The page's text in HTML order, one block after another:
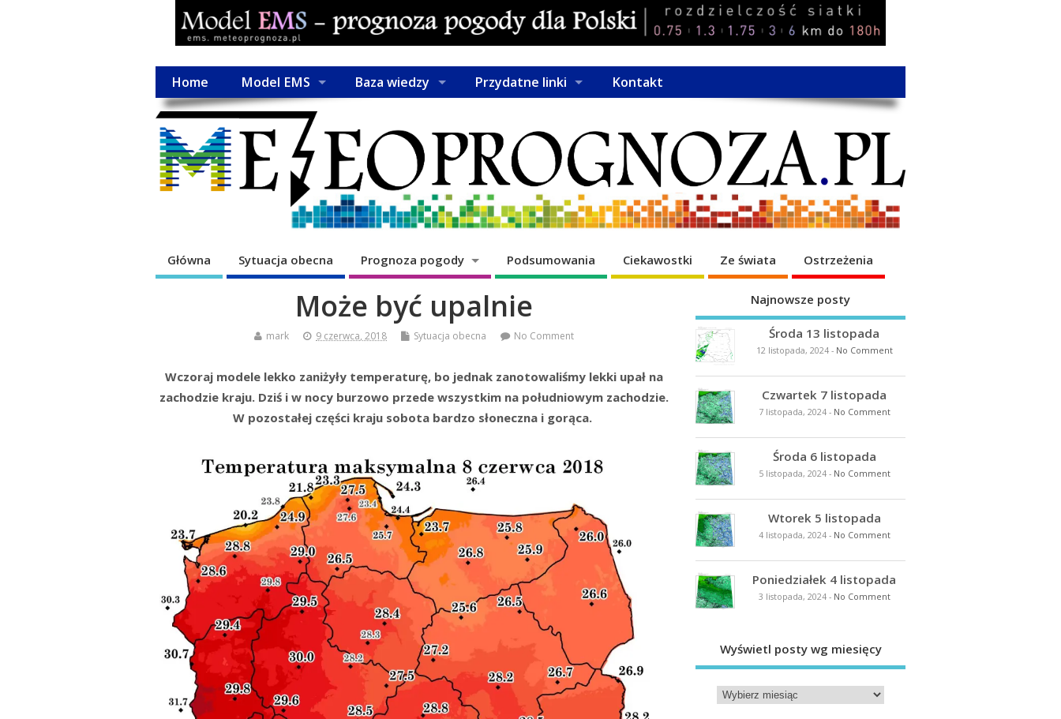
Home Model EMS Baza wiedzy Przydatne linki Kontakt
Główna Sytuacja obecna Prognoza pogody Podsumowania Ciekawostki Ze świata Ostrzeżenia
Może być upalnie
mark 9 czerwca, 2018 Sytuacja obecna No Comment
Wczoraj modele lekko zaniżyły temperaturę, bo jednak zanotowaliśmy lekki upał na
zachodzie kraju. Dziś i w nocy burzowo przede wszystkim na południowym zachodzie.
W pozostałej części kraju sobota bardzo słoneczna i gorąca.
Najnowsze posty
Środa 13 listopada
12 listopada, 2024- No Comment
Czwartek 7 listopada
7 listopada, 2024- No Comment
Środa 6 listopada
5 listopada, 2024- No Comment
Wtorek 5 listopada
4 listopada, 2024- No Comment
Poniedziałek 4 listopada
3 listopada, 2024- No Comment
Wyświetl posty wg miesięcy